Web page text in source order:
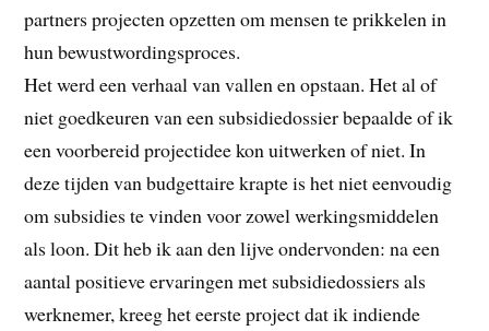
partners projecten opzetten om mensen te prikkelen in
hun bewustwordingsproces.
Het werd een verhaal van vallen en opstaan. Het al of
niet goedkeuren van een subsidiedossier bepaalde of ik
een voorbereid projectidee kon uitwerken of niet. In
deze tijden van budgettaire krapte is het niet eenvoudig
om subsidies te vinden voor zowel werkingsmiddelen
als loon. Dit heb ik aan den lijve ondervonden: na een
aantal positieve ervaringen met subsidiedossiers als
werknemer, kreeg het eerste project dat ik indiende